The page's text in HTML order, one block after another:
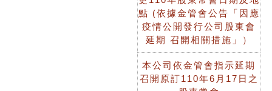
點 (依據金管會公告「因應
疫情公開發行公司股東會
延期 召開相關措施」）
本公司依金管會指示延期
召開原訂110年6月17日之